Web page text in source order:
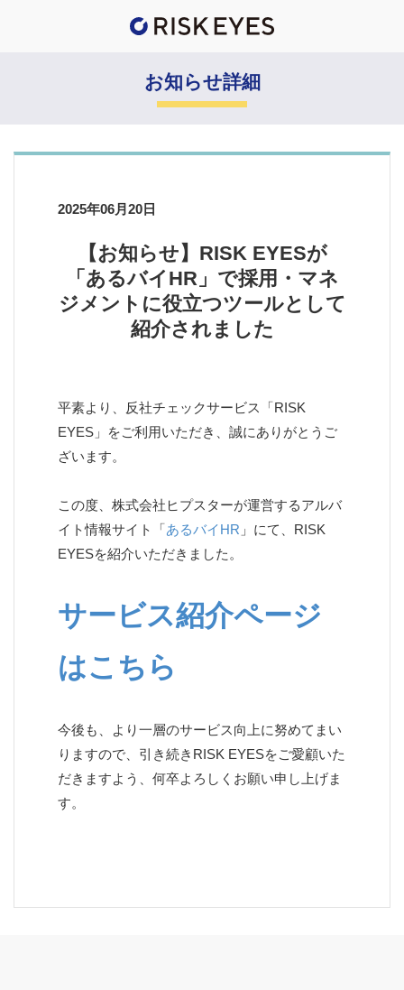
お知らせ詳細
2025年06月20日
【お知らせ】RISK EYESが
「あるバイHR」で採用・マネ
ジメントに役立つツールとして
紹介されました
平素より、反社チェックサービス「RISK
EYES」をご利用いただき、誠にありがとうご
ざいます。
この度、株式会社ヒプスターが運営するアルバ
イト情報サイト「あるバイHR 」にて、RISK
EYESを紹介いただきました。
サービス紹介ページ
はこちら
今後も、より一層のサービス向上に努めてまい
りますので、引き続きRISK EYESをご愛顧いた
だきますよう、何卒よろしくお願い申し上げま
す。